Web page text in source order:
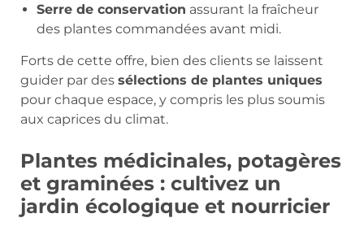
Serre de conservation assurant la fraîcheur
des plantes commandées avant midi.
Forts de cette offre, bien des clients se laissent
guider par des sélections de plantes uniques
pour chaque espace, y compris les plus soumis
aux caprices du climat.
Plantes médicinales, potagères
et graminées : cultivez un
jardin écologique et nourricier